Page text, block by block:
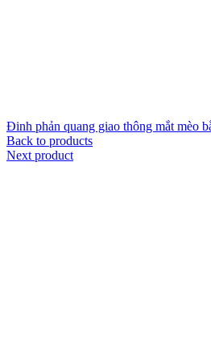
Đinh phản quang giao thông mắt mèo
Back to products
Next product